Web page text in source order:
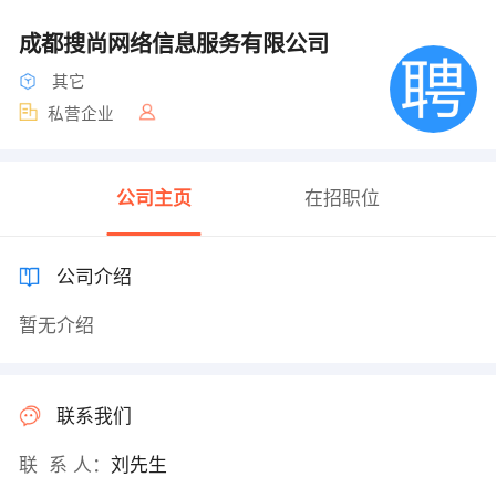
成都搜尚网络信息服务有限公司
其它
私营企业
公司主页 在招职位
公司介绍
暂无介绍
联系我们
联 系 人： 刘先生